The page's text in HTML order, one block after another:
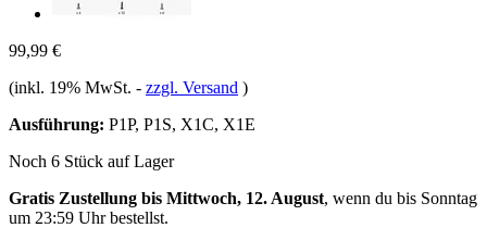
99,99 €
(inkl. 19% MwSt. - zzgl. Versand )
Ausführung: P1P, P1S, X1C, X1E
Noch 6 Stück auf Lager
Gratis Zustellung bis Mittwoch, 12. August, wenn du bis Sonntag
um 23:59 Uhrbestellst.